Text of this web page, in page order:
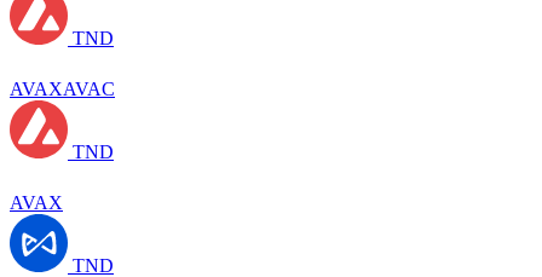
TND
AVAXAVAC
TND
AVAX
TND